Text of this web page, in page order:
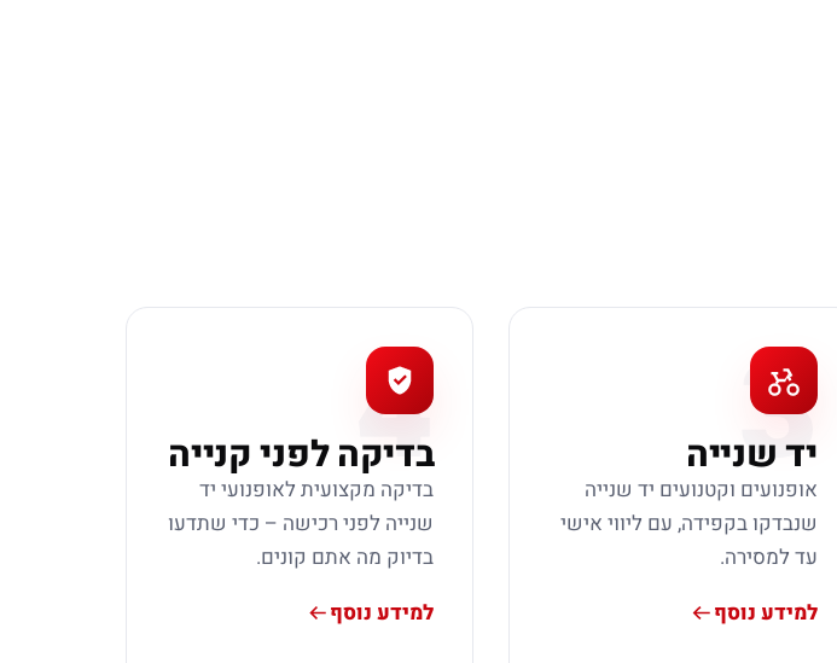
3
יד שנייה
אופנועים וקטנועים יד שנייה
שנבדקו בקפידה, עם ליווי אישי
עד למסירה.
למידע נוסף
4
בדיקה לפני קנייה
בדיקה מקצועית לאופנועי יד
שנייה לפני רכישה – כדי שתדעו
בדיוק מה אתם קונים.
למידע נוסף